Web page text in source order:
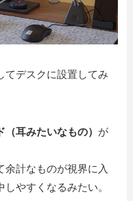
デスクに設置してみ
（耳みたいなもの） が
余計なものが視界に入
やすくなるみたい。